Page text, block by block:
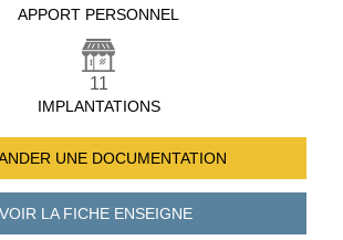
APPORT PERSONNEL
11
IMPLANTATIONS
UNE DOCUMENTATION
VOIR LA FICHEENSEIGNE